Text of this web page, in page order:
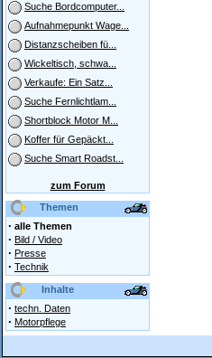
Suche Bordcomputer...
Aufnahmepunkt Wage...
Distanzscheiben fü...
Wickeltisch, schwa...
Verkaufe: Ein Satz...
Suche Fernlichtlam...
Shortblock Motor M...
Koffer für Gepäckt...
Suche Smart Roadst...
zum Forum
Themen
· alle Themen
· Bild / Video
· Presse
· Technik
Inhalte
· techn. Daten
· Motorpflege